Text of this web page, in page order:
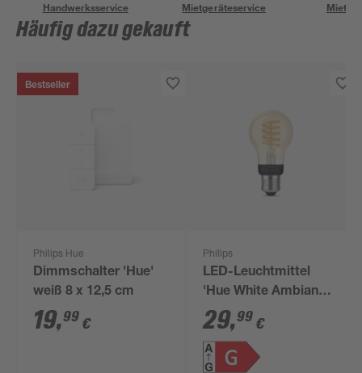
Handwerksservice Mietgeräteservice
Häufig dazu gekauft
Bestseller
Philips Hue
Dimmschalter 'Hue'
weiß 8 x 12,5 cm
19,99 €
Philips
LED-Leuchtmittel
'Hue White Ambiance'
dimmbar Tropfen
gold E27 7 W 550 lm
warmweiß
29,99 €